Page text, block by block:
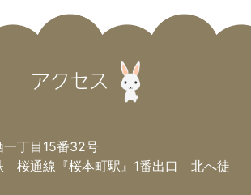
アクセス
丁目15番32号
桜通線『桜本町駅』1番出口 北へ徒